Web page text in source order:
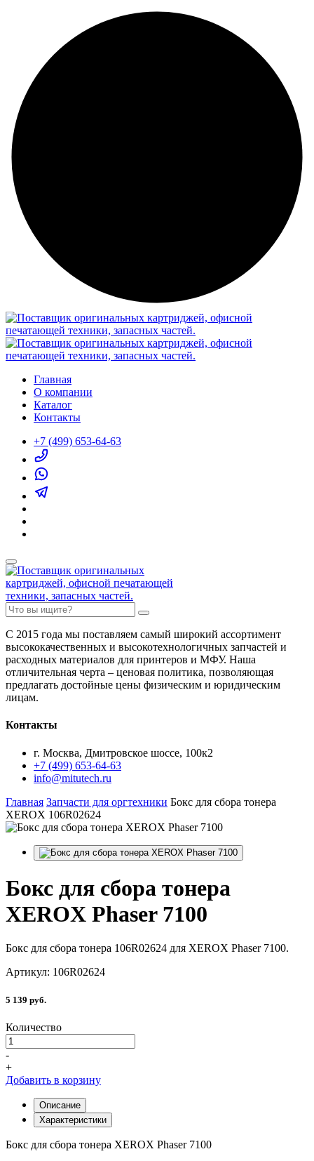
Главная
О компании
Каталог
Контакты
+7 (499) 653-64-63
С 2015 года мы поставляем самый широкий ассортимент
высококачественных и высокотехнологичных запчастей и
расходных материалов для принтеров и МФУ. Наша
отличительная черта – ценовая политика, позволяющая
предлагать достойные цены физическим и юридическим
лицам.
Контакты
г. Москва, Дмитровское шоссе, 100к2
+7 (499) 653-64-63
info@mitutech.ru
Главная Запчасти для оргтехники Бокс для сбора тонера
XEROX 106R02624
Бокс для сбора тонера
XEROX Phaser 7100
Бокс для сбора тонера 106R02624 для XEROX Phaser 7100.
Артикул: 106R02624
5 139 руб.
Количество
-
+
Добавить в корзину
Описание
Характеристики
Бокс для сбора тонера XEROX Phaser 7100